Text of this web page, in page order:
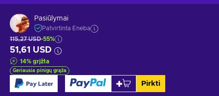
Pasiūlymai
Patvirtinta Eneba
115,27 USD-55%
51,61 USD
14% grįžta
Geriausia pinigų grąža
Pirkti